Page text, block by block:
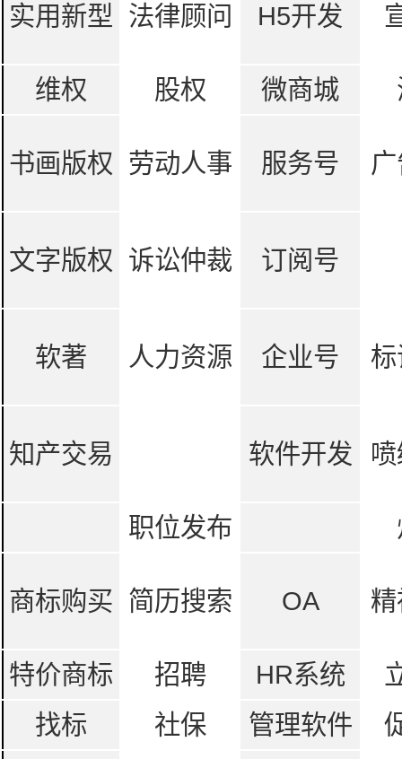
实用新型 法律顾问 H5开发
维权 股权 微商城
书画版权 劳动人事 服务号
文字版权 诉讼仲裁 订阅号
软著 人力资源 企业号
知产交易 软件开发
职位发布
商标购买 简历搜索 OA
特价商标 招聘 HR系统
找标
社保 管理软件